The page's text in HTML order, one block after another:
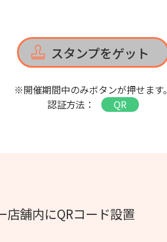
スタンプをゲット
※開催期間中のみボタンが押せます。
認証方法：
QR
店舗内にQRコード設置